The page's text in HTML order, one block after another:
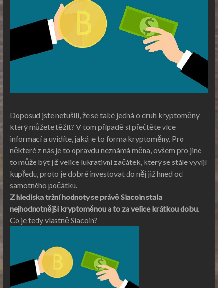
Doposud jste netušili, že se také jedná o druh kryptoměny,
který můžete těžit? V tom případě si přečtěte více
informací a uvidíte, jaká je to forma kryptoměny. Pro
některé z nás je to opravdu neznámá měna, ovšem pro jiné
to může být již velice lukrativní začátek, který se stále vyvíjí
kupředu, proto je dobré investovat do něj již hned od
samotného počátku.
Z hlediska tržní hodnoty se právě Siacoin stala
nejhodnotnější kryptoměnou a to za velice krátkou dobu.
Co je tedy vlastně Siacoin?